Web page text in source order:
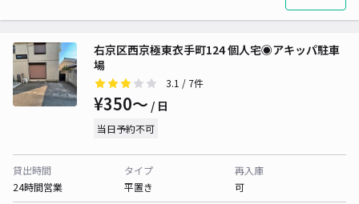
右京区西京極東衣手町124 個人宅◉アキッパ駐車
場
3.1 / 7件
¥350〜 / 日
当日予約不可
貸出時間
24時間営業
タイプ
平置き
再入庫
可